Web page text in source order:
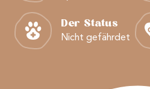
Der Status
Nicht gefährdet